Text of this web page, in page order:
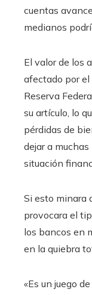
cuentas
medianos
El valor de los
afectado por
Reserva
su artículo, lo
pérdidas de
dejar a
situación
Si esto minara
provocara el
los bancos en
en la quiebra
«Es un juego